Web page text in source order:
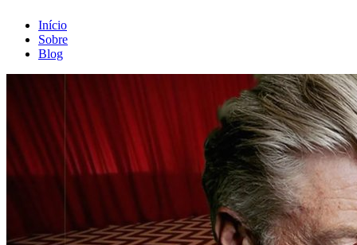
Início
Sobre
Blog